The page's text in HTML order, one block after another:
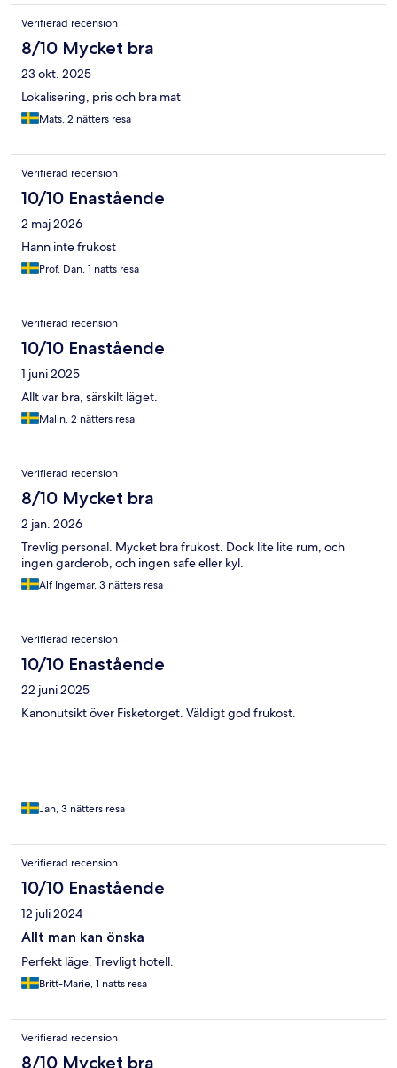
Verifierad recension
8/10 Mycket bra
23 okt. 2025
Lokalisering, pris och bra mat
Mats, 2 nätters resa
Verifierad recension
10/10 Enastående
2 maj 2026
Hann inte frukost
Prof. Dan, 1 natts resa
Verifierad recension
10/10 Enastående
1 juni 2025
Allt var bra, särskilt läget.
Malin, 2 nätters resa
Verifierad recension
8/10 Mycket bra
2 jan. 2026
Trevlig personal. Mycket bra frukost. Dock lite lite rum, och
ingen garderob, och ingen safe eller kyl.
Alf Ingemar, 3 nätters resa
Verifierad recension
10/10 Enastående
22 juni 2025
Kanonutsikt över Fisketorget. Väldigt god frukost.
Jan, 3 nätters resa
Verifierad recension
10/10 Enastående
12 juli 2024
Allt man kan önska
Perfekt läge. Trevligt hotell.
Britt-Marie, 1 natts resa
Verifierad recension
8/10 Mycket bra